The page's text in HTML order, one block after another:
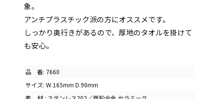
象。
アンチプラスチック派の方にオススメです。
しっかり奥行きがあるので、厚地のタオルを掛けて
も安心。
品 番: 7660
サイズ: W.165mm D.90mm